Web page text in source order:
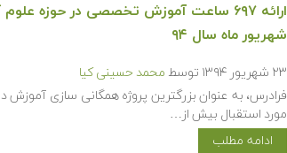
ارائه ۶۹۷ ساعت آموزش تخصصی در حوزه
شهریور ماه سال ۹۴
۲۳ شهریور ۱۳۹۴ توسط محمد حسینی کیا
فرادرس، به عنوان بزرگترین پروژه همگانی سازی آموزش
مورد استقبال بیش از…
ادامه مطلب